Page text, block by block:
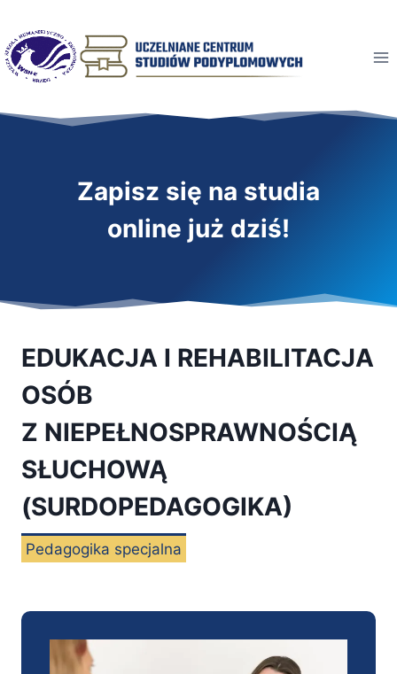
do
treści
Zapisz się na studia
online już dziś!
EDUKACJA I REHABILITACJA
OSÓB
Z NIEPEŁNOSPRAWNOŚCIĄ
SŁUCHOWĄ
(SURDOPEDAGOGIKA)
Pedagogika specjalna